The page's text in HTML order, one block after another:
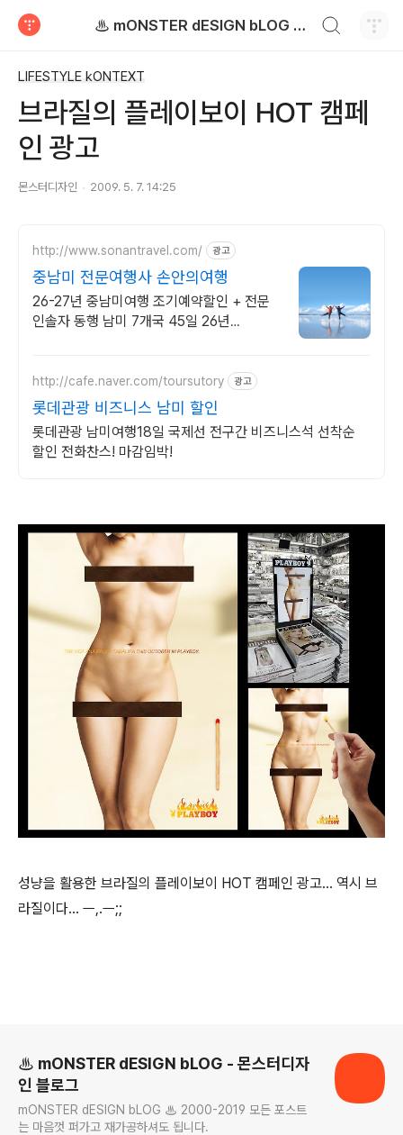
♨ mONSTER dESIGN bLOG - 몬스터디자인 블로그
LIFESTYLE kONTEXT
브라질의 플레이보이 HOT 캠페
인 광고
몬스터디자인 2009. 5. 7. 14:25
http://www.sonantravel.com/ 광고
중남미 전문여행사 손안의여행
26-27년 중남미여행 조기예약할인 + 전문
인솔자 동행 남미 7개국 45일 26년
http://cafe.naver.com/toursutory 광고
롯데관광 비즈니스 남미 할인
롯데관광 남미여행18일 국제선 전구간 비즈니스석 선착순
할인 전화찬스! 마감임박!
성냥을 활용한 브라질의 플레이보이 HOT 캠페인 광고... 역시 브
라질이다... ㅡ,.ㅡ;;
♨ mONSTER dESIGN bLOG - 몬스터디자
인 블로그
mONSTER dESIGN bLOG ♨ 2000-2019 모든 포스트
는 마음껏 퍼가고 재가공하셔도 됩니다.